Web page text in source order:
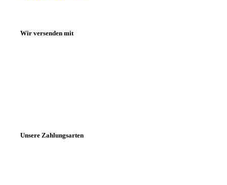
Wir versenden mit
Unsere Zahlungsarten